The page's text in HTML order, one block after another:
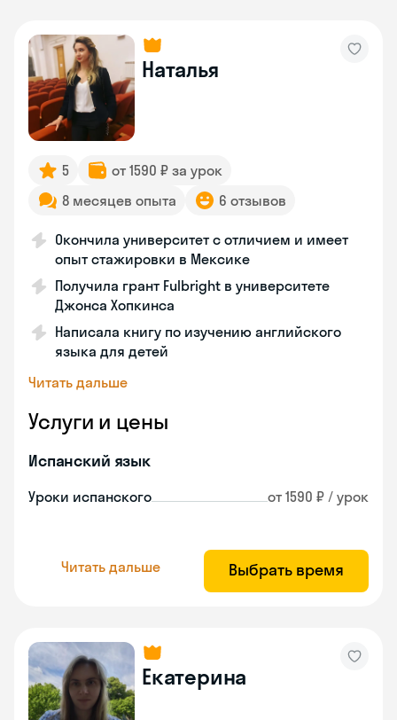
Наталья
5
от 1590 ₽ за урок
8 месяцев опыта
6 отзывов
Окончила университет с отличием и имеет
опыт стажировки в Мексике
Получила грант Fulbright в университете
Джонса Хопкинса
Написала книгу по изучению английского
языка для детей
Читать дальше
Услуги и цены
Испанский язык
Уроки испанского от 1590 ₽ / урок
Читать дальше Выбрать время
Екатерина